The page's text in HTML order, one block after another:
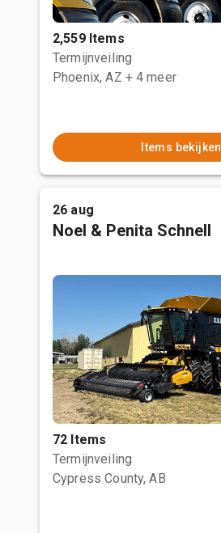
2,559 Items
Termijnveiling
Phoenix, AZ + 4 meer
Items bekijken
26 aug
Noel & Penita Schnell
72 Items
Termijnveiling
Cypress County, AB